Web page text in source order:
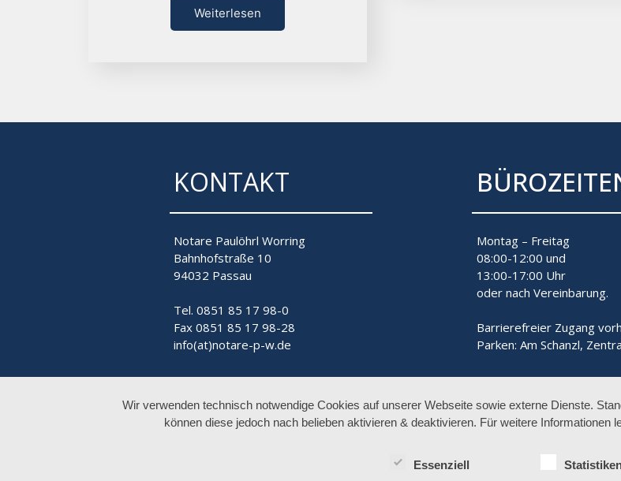
Weiterlesen
KONTAKT
Notare Paulöhrl Worring
Bahnhofstraße 10
94032 Passau
Tel. 0851 85 17 98-0
Fax 0851 85 17 98-28
info(at)notare-p-w.de
Montag – Freitag
08:00-12:00 und
13:00-17:00 Uhr
oder nach Vereinbarung.
Barrierefreier Zugang
Parken: Am Schanzl,
Wir verwenden technisch notwendige Cookies auf unserer Webseite sowie externe Dienste.
können diese jedoch nach belieben aktivieren & deaktivieren. Für weitere Informationen
Essenziell